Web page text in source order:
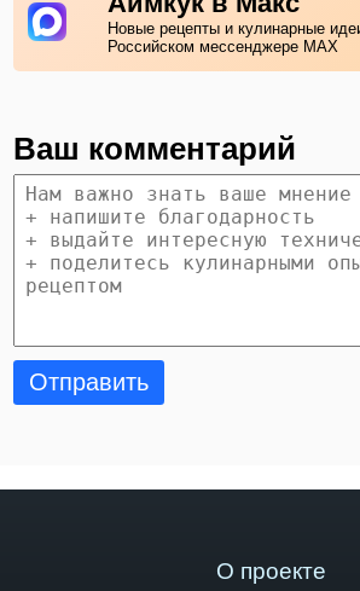
Новые рецепты и кулинарные
Российском мессенджере MAX
Ваш комментарий
Отправить
О проекте